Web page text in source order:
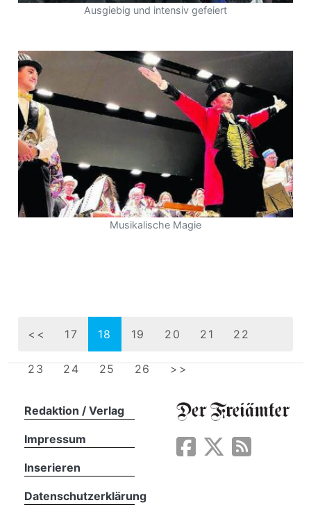
Ausgiebig und intensiv gefeiert
Musikalische Magie
<< 17 18 19 20 21 22
23 24 25 26 >>
Redaktion / Verlag
Impressum
Inserieren
Datenschutzerklärung